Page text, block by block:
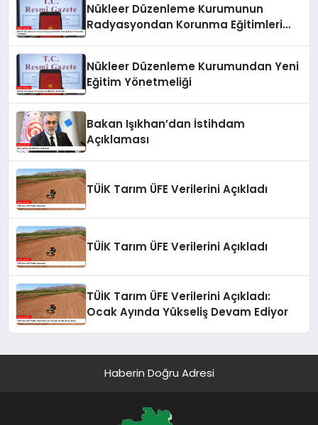
Nükleer Düzenleme Kurumunun
Radyasyondan Korunma Eğitimleri
Nükleer Düzenleme Kurumundan Yeni
Eğitim Yönetmeliği
Bakan Işıkhan’dan İstihdam
Açıklaması
TÜİK Tarım ÜFE Verilerini Açıkladı
TÜİK Tarım ÜFE Verilerini Açıkladı
TÜİK Tarım ÜFE Verilerini Açıkladı:
Ocak Ayında Yükseliş Devam Ediyor
Haberin Doğru Adresi